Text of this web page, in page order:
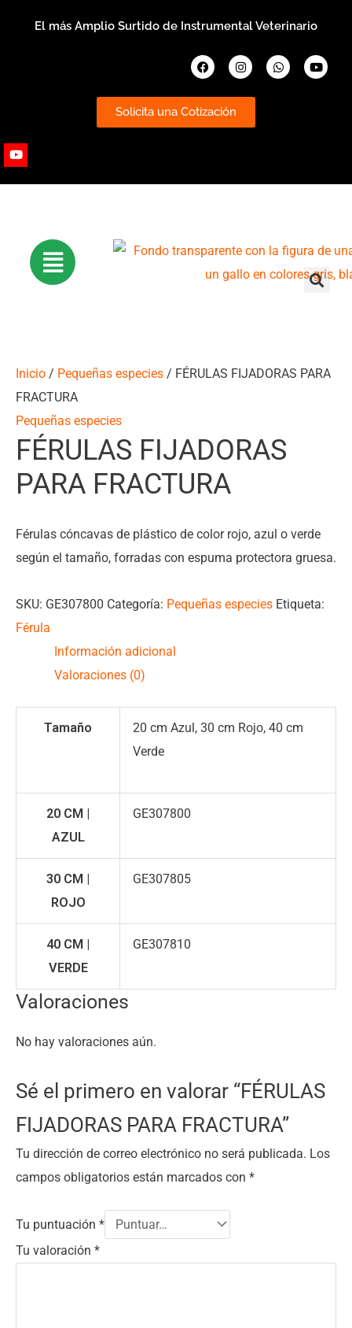
El más Amplio Surtido de Instrumental Veterinario
FacebookInstagramWhatsapp
Solicita una Cotización
Youtube
Inicio / Pequeñas especies / FÉRULAS FIJADORAS PARA
FRACTURA
Pequeñas especies
FÉRULAS FIJADORAS
PARA FRACTURA
Férulas cóncavas de plástico de color rojo, azul o verde
según el tamaño, forradas con espuma protectora gruesa.
SKU: GE307800 Categoría: Pequeñas especies Etiqueta:
Férula
Información adicional
Valoraciones (0)
Tamaño
20 cm Azul, 30 cm Rojo, 40 cm
Verde
20 CM |
AZUL
GE307800
30 CM |
ROJO
GE307805
40 CM |
VERDE
GE307810
Valoraciones
No hay valoraciones aún.
Sé el primero en valorar “FÉRULAS
FIJADORAS PARA FRACTURA”
Tu dirección de correo electrónico no será publicada. Los
campos obligatorios están marcados con *
Tu puntuación *
Tu valoración *